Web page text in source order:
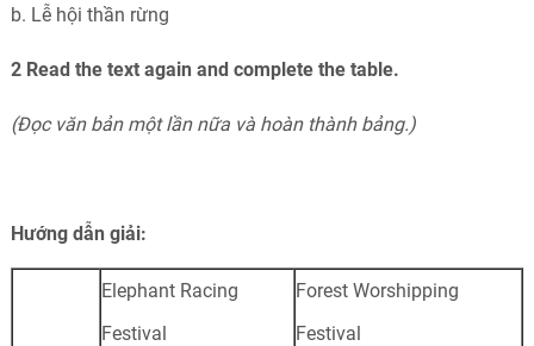
b. Lễ hội thần rừng
2 Read the text again and complete the table.
(Đọc văn bản một lần nữa và hoàn thành bảng.)
Hướng dẫn giải:
Elephant Racing
Festival
Forest Worshipping
Festival